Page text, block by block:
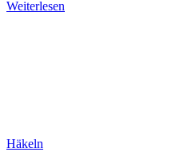
Weiterlesen
Häkeln